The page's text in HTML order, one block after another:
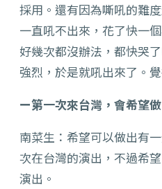
採用。還有因為嘶吼的難
一直吼不出來，花了快一
好幾次都沒辦法，都快哭
強烈，於是就吼出來了。
ー第一次來台灣，會希望
南菜生：希望可以做出有
次在台灣的演出，不過希
演出。